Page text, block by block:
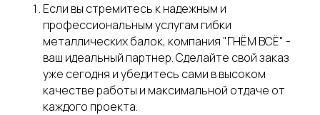
Если вы стремитесь к надежным и
профессиональным услугам гибки
металлических балок, компания "ГНЁМ ВСЁ" -
ваш идеальный партнер. Сделайте свой заказ
уже сегодня и убедитесь сами в высоком
качестве работы и максимальной отдаче от
каждого проекта.